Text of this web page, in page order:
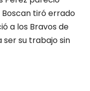
tiró errado
a los Bravos de
ser su trabajo sin